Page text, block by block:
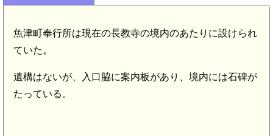
魚津町奉行所は現在の長教寺の境内のあたりに設けられ
ていた。
遺構はないが、入口脇に案内板があり、境内には石碑が
たっている。